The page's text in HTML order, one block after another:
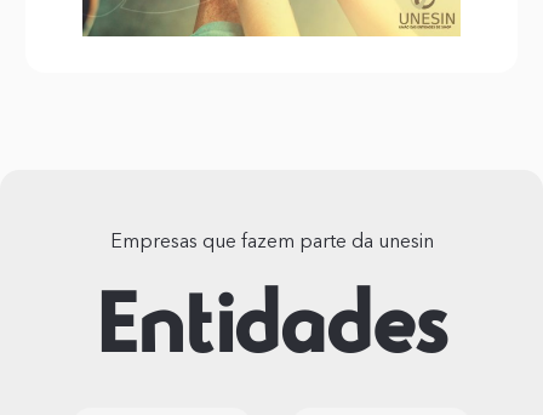
Empresas que fazem parte da unesin
Entidades